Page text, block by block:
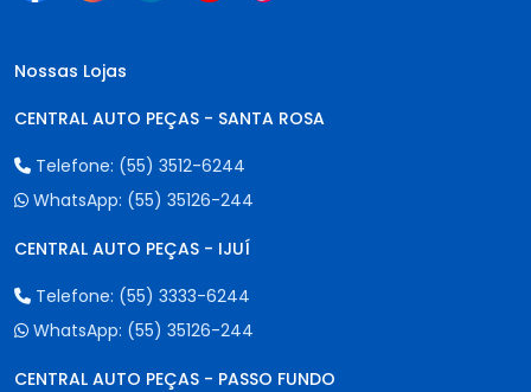
Nossas Lojas
CENTRAL AUTO PEÇAS - SANTA ROSA
Telefone: (55) 3512-6244
WhatsApp: (55) 35126-244
CENTRAL AUTO PEÇAS - IJUÍ
Telefone: (55) 3333-6244
WhatsApp: (55) 35126-244
CENTRAL AUTO PEÇAS - PASSO FUNDO